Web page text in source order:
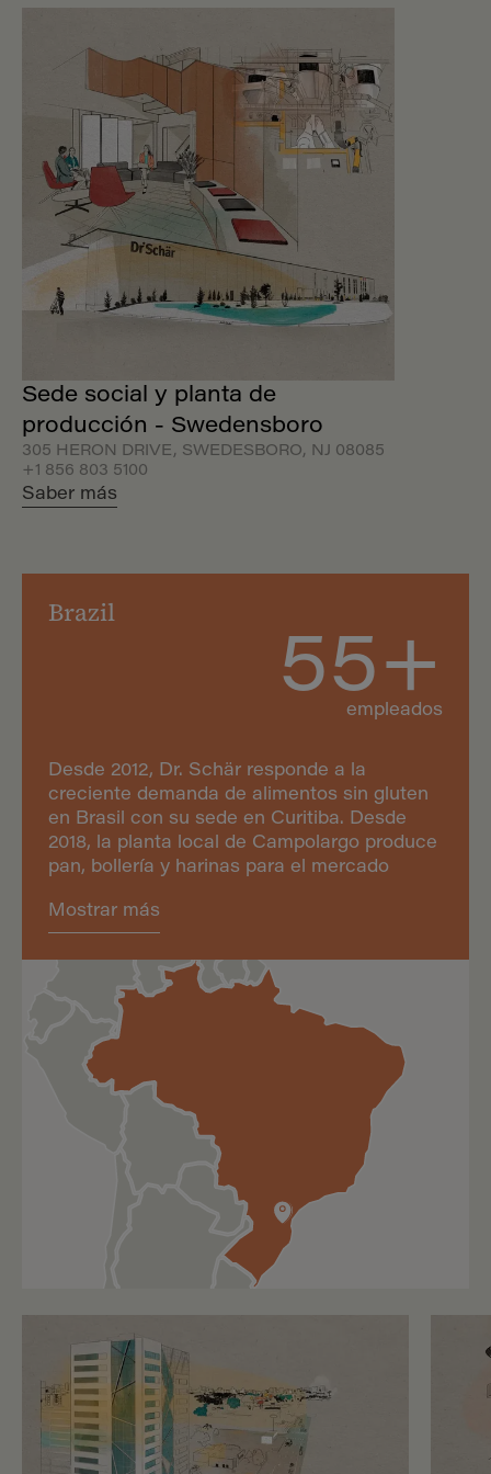
Sede social y planta de
producción - Swedensboro
305 HERON DRIVE, SWEDESBORO, NJ 08085
+1 856 803 5100
Saber más
Brazil
55+
empleados
Desde 2012, Dr. Schär responde a la
creciente demanda de alimentos sin gluten
en Brasil con su sede en Curitiba. Desde
2018, la planta local de Campolargo produce
pan, bollería y harinas para el mercado
Mostrar más